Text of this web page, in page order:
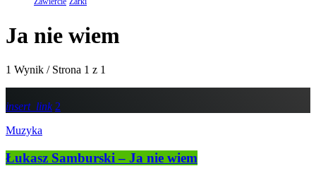
Ja nie wiem
1 Wynik / Strona 1 z 1
insert_link 2
Muzyka
Łukasz Samburski – Ja nie wiem